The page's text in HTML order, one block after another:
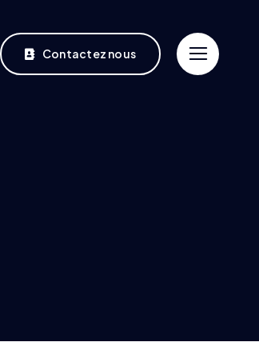
Contactez nous